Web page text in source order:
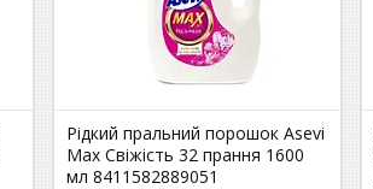
Рідкий пральний порошок Asevi
Max Свіжість 32 прання 1600
мл 8411582889051